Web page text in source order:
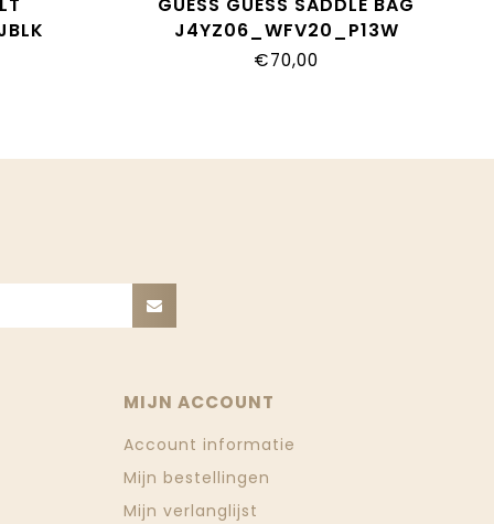
GUESS GUESS SADDLE BAG
J4YZ06_WFV20_P13W
€70,00
MIJN ACCOUNT
Account informatie
Mijn bestellingen
Mijn verlanglijst